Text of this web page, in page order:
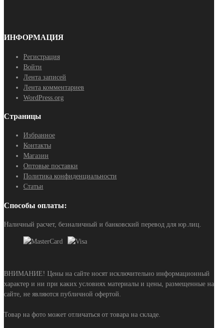
ИНФОРМАЦИЯ
Регистрация
Войти
Лента записей
Лента комментариев
WordPress.org
Страницы
Избранное
Контакты
Магазин
Оптовые поставки
Политика конфиденциальности
Статьи
Способы оплаты:
Наличный расчет, безналичный и банковский перевод для юр.лиц.
ВНИМАНИЕ! Цены на сайте носят исключительно информационный
характер и ни при каких условиях материалы и цены, размещенные на
сайте, не являются публичной офертой.
Товар на фото может отличаться от товара на складе.